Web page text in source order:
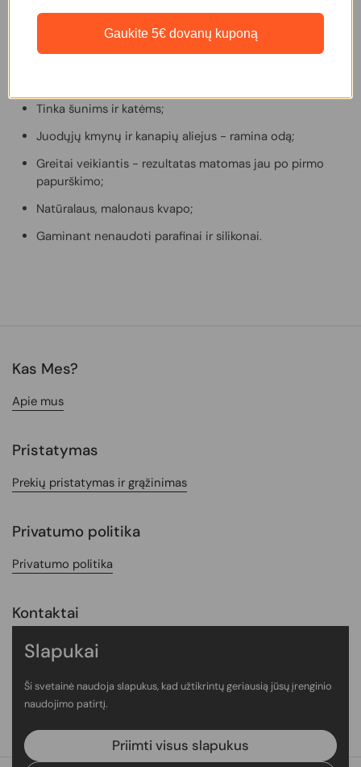
Kiekis
Tinka šunims ir katėms;
Juodųjų kmynų ir kanapių aliejus - ramina odą;
Greitai veikiantis - rezultatas matomas jau po pirmo
papurškimo;
Natūralaus, malonaus kvapo;
Gaminant nenaudoti parafinai ir silikonai.
Kas Mes?
Apie mus
Pristatymas
Prekių pristatymas ir grąžinimas
Privatumo politika
Privatumo politika
Kontaktai
Kontaktai
Slapukai
Ši svetainė naudoja slapukus, kad užtikrintų geriausią jūsų įrenginio
naudojimo patirtį.
Priimti visus slapukus
Gaukite 5€ dovanų kuponą